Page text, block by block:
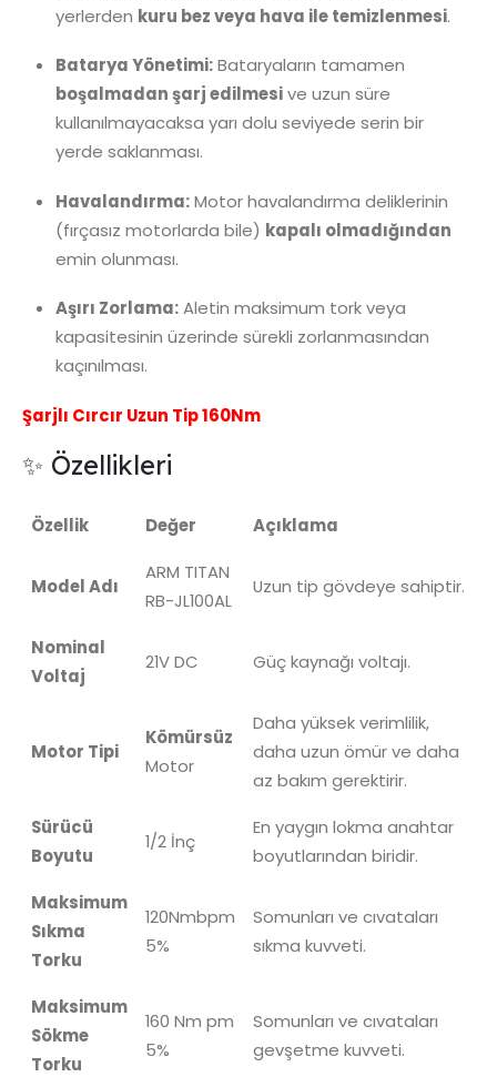
yerlerden kuru bez veya hava ile temizlenmesi.
Batarya Yönetimi:Bataryaların tamamen
boşalmadan şarj edilmesive uzun süre
kullanılmayacaksa yarı dolu seviyede serin bir
yerde saklanması.
Havalandırma:Motor havalandırma deliklerinin
(fırçasız motorlarda bile) kapalı olmadığından
emin olunması.
Aşırı Zorlama:Aletin maksimum tork veya
kapasitesinin üzerinde sürekli zorlanmasından
kaçınılması.
Şarjlı Cırcır Uzun Tip 160Nm
✨ Özellikleri
Özellik Değer Açıklama
Model Adı
ARM TITAN
RB-JL100AL
Uzun tip gövdeye sahiptir.
Nominal
Voltaj
21VDC Güç kaynağı voltajı.
Motor Tipi
Kömürsüz
Motor
Daha yüksek verimlilik,
daha uzun ömür ve daha
az bakım gerektirir.
Sürücü
Boyutu
1/2 İnç
En yaygın lokma anahtar
boyutlarından biridir.
Maksimum
Sıkma
Torku
120Nmbpm
5%
Somunları ve cıvataları
sıkma kuvveti.
Maksimum
Sökme
Torku
160 Nm pm
5%
Somunları ve cıvataları
gevşetme kuvveti.